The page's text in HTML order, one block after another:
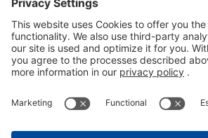
Veiligheidsinstructies